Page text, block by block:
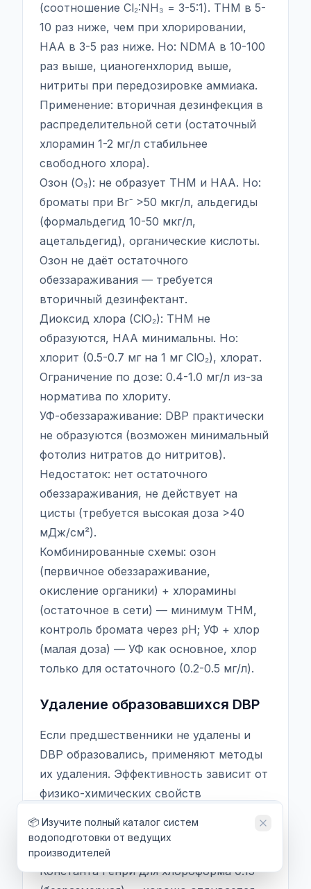
📦 Изучите полный каталог систем
водоподготовки от ведущих
производителей
(соотношение Cl₂:NH₃ = 3-5:1). THM в 5-
10 раз ниже, чем при хлорировании,
HAA в 3-5 раз ниже. Но: NDMA в 10-100
раз выше, цианогенхлорид выше,
нитриты при передозировке аммиака.
Применение: вторичная дезинфекция в
распределительной сети (остаточный
хлорамин 1-2 мг/л стабильнее
свободного хлора).
Озон (O₃): не образует THM и HAA. Но:
броматы при Br⁻ >50 мкг/л, альдегиды
(формальдегид 10-50 мкг/л,
ацетальдегид), органические кислоты.
Озон не даёт остаточного
обеззараживания — требуется
вторичный дезинфектант.
Диоксид хлора (ClO₂): THM не
образуются, HAA минимальны. Но:
хлорит (0.5-0.7 мг на 1 мг ClO₂), хлорат.
Ограничение по дозе: 0.4-1.0 мг/л из-за
норматива по хлориту.
УФ-обеззараживание: DBP практически
не образуются (возможен минимальный
фотолиз нитратов до нитритов).
Недостаток: нет остаточного
обеззараживания, не действует на
цисты (требуется высокая доза >40
мДж/см²).
Комбинированные схемы: озон
(первичное обеззараживание,
окисление органики) + хлорамины
(остаточное в сети) — минимум THM,
контроль бромата через pH; УФ + хлор
(малая доза) — УФ как основное, хлор
только для остаточного (0.2-0.5 мг/л).
Удаление образовавшихся DBP
Если предшественники не удалены и
DBP образовались, применяют методы
их удаления. Эффективность зависит от
физико-химических свойств
Аэрация и отдувка (Air Stripping):
эффективна для летучих THM.
Константа Генри для хлороформа 0.15